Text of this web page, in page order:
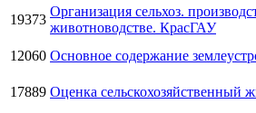
19373
Организация сельхоз.
животноводстве. КрасГАУ
12060 Основное содержание
17889 Оценка сельскохозяйственный